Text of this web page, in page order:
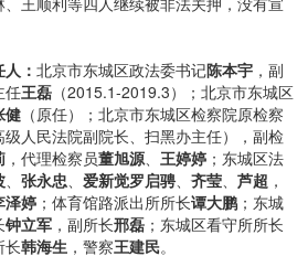
： 北京市东城区政法委书记陈本宇 ，副
任王磊 （2015.1-2019.3）；北京市东城区
健 （原任）；北京市东城区检察院原检察
级人民法院副院长、扫黑办主任），副检
，代理检察员董旭源、 王婷婷 ；东城区法
、 张永忠、 爱新觉罗启骋、齐莹、 芦超 ，
泽婷 ；体育馆路派出所所长谭大鹏 ；东城
钟立军 ，副所长邢磊 ；东城区看守所所长
长韩海生 ，警察王建民。